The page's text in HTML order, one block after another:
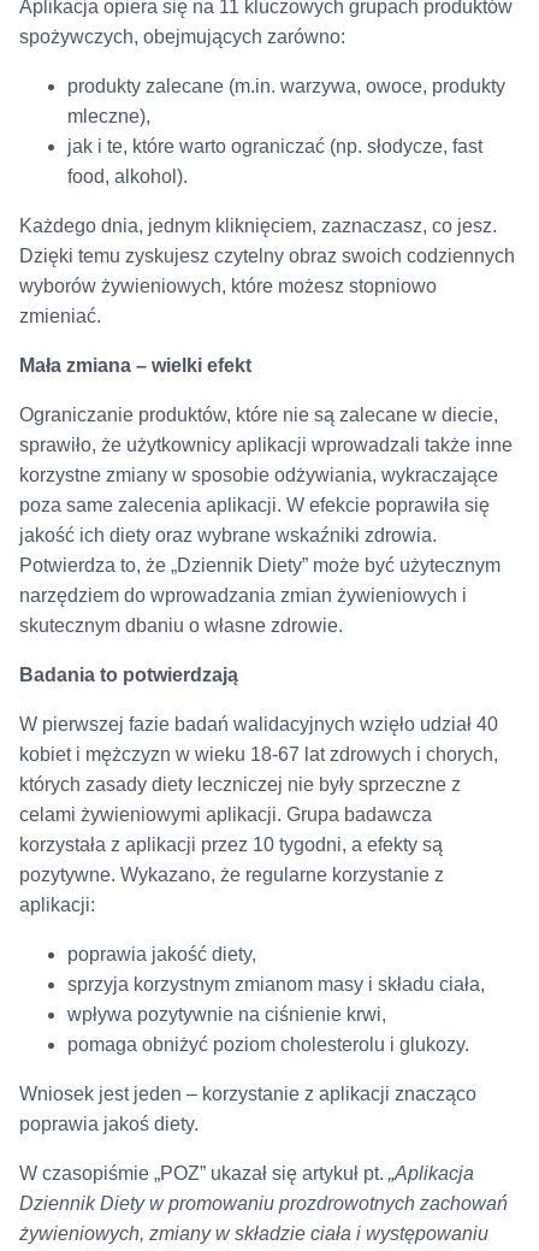
Aplikacja opiera się na 11 kluczowych grupach produktów
spożywczych, obejmujących zarówno:
produkty zalecane (m.in. warzywa, owoce, produkty
mleczne),
jak i te, które warto ograniczać (np. słodycze, fast
food, alkohol).
Każdego dnia, jednym kliknięciem, zaznaczasz, co jesz.
Dzięki temu zyskujesz czytelny obraz swoich codziennych
wyborów żywieniowych, które możesz stopniowo
zmieniać.
Mała zmiana – wielki efekt
Ograniczanie produktów, które nie są zalecane w diecie,
sprawiło, że użytkownicy aplikacji wprowadzali także inne
korzystne zmiany w sposobie odżywiania, wykraczające
poza same zalecenia aplikacji. W efekcie poprawiła się
jakość ich diety oraz wybrane wskaźniki zdrowia.
Potwierdza to, że „Dziennik Diety” może być użytecznym
narzędziem do wprowadzania zmian żywieniowych i
skutecznym dbaniu o własne zdrowie.
Badania to potwierdzają
W pierwszej fazie badań walidacyjnych wzięło udział 40
kobiet i mężczyzn w wieku 18-67 lat zdrowych i chorych,
których zasady diety leczniczej nie były sprzeczne z
celami żywieniowymi aplikacji. Grupa badawcza
korzystała z aplikacji przez 10 tygodni, a efekty są
pozytywne. Wykazano, że regularne korzystanie z
aplikacji:
poprawia jakość diety,
sprzyja korzystnym zmianom masy i składu ciała,
wpływa pozytywnie na ciśnienie krwi,
pomaga obniżyć poziom cholesterolu i glukozy.
Wniosek jest jeden – korzystanie z aplikacji znacząco
poprawia jakoś diety.
W czasopiśmie „POZ” ukazał się artykuł pt. „Aplikacja
Dziennik Diety w promowaniu prozdrowotnych zachowań
żywieniowych, zmiany w składzie ciała i występowaniu